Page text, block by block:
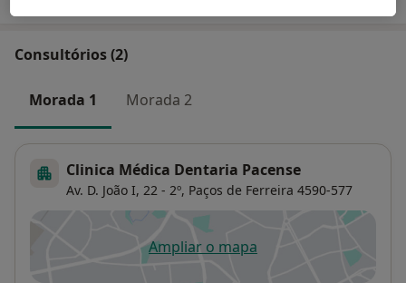
Consultórios (2)
Morada 1 Morada 2
Clinica Médica Dentaria Pacense
Av. D. João I, 22 - 2º, Paços de Ferreira 4590-577
Ampliar o mapaabre num novo separador